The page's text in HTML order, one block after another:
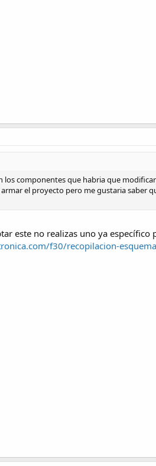
los componentes que habria que
armar el proyecto pero me gustaria
este no realizas uno ya específico
f30/recopilacion-